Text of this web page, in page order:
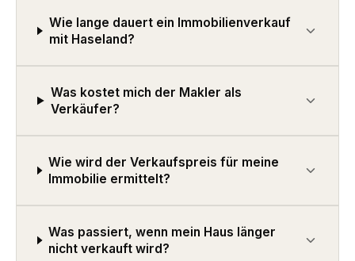
Wie lange dauert ein Immobilienverkauf
mit Haseland?
Was kostet mich der Makler als
Verkäufer?
Wie wird der Verkaufspreis für meine
Immobilie ermittelt?
Was passiert, wenn mein Haus länger
nicht verkauft wird?